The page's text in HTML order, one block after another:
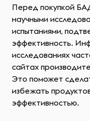
Перед покупкой
научными
испытаниями,
эффективность.
исследованиях
сайтах
Это поможет
избежать
эффективностью.